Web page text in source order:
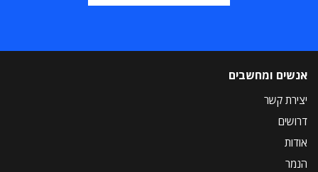
אנשים ומחשבים
יצירת קשר
דרושים
אודות
הנמר